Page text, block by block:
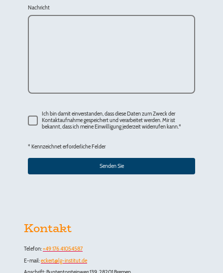
Nachricht
Ich bin damit einverstanden, dass diese Daten zum Zweck der
Kontaktaufnahme gespeichert und verarbeitet werden. Mir ist
bekannt, dass ich meine Einwilligung jederzeit widerrufen kann.*
* Kennzeichnet erforderliche Felder
Senden Sie
Kontakt
Telefon:+49 176 41054587
E-mail:eckert@lg-institut.de